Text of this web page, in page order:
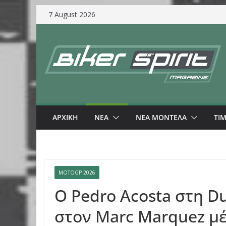
Skip
to
content
7 August 2026
ΑΡΧΙΚΗ NEA ΝΕΑ ΜΟΝΤΕΛΑ
MOTOGP 2026
Ο Pedro Acosta στη
στον Marc Marquez